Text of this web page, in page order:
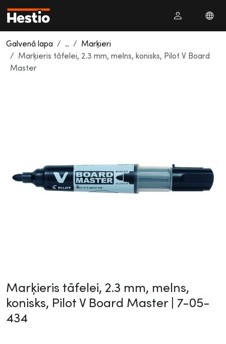
Galvenā lapa ..
Marķieri
Marķieris tāfelei, 2.3 mm, melns, konisks, Pilot V Board
Master
Marķieris tāfelei, 2.3 mm, melns,
konisks, Pilot V Board Master | 7-05-
434